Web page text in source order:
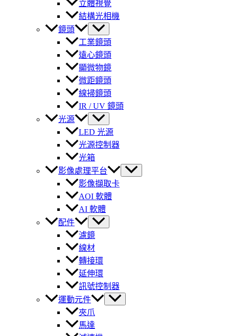
立體視覺
結構光相機
鏡頭
工業鏡頭
遠心鏡頭
顯微物鏡
微距鏡頭
線掃鏡頭
IR / UV 鏡頭
光源
LED 光源
光源控制器
光箱
影像處理平台
影像擷取卡
AOI 軟體
AI 軟體
配件
濾鏡
線材
轉接環
延伸環
訊號控制器
運動元件
夾爪
馬達